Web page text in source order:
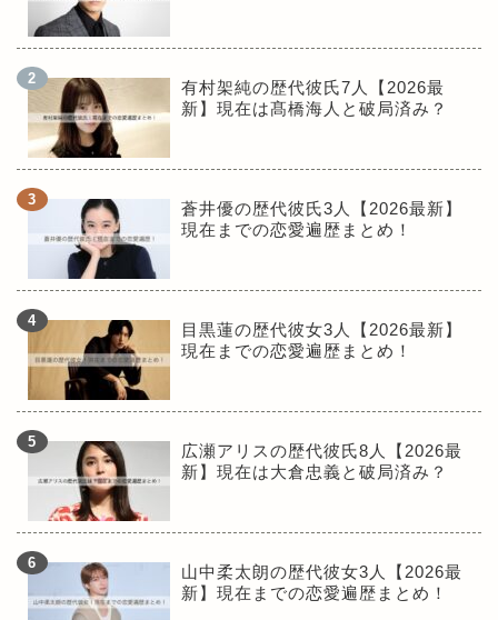
有村架純の歴代彼氏7人【2026最
新】現在は髙橋海人と破局済み？
蒼井優の歴代彼氏3人【2026最新】
現在までの恋愛遍歴まとめ！
目黒蓮の歴代彼女3人【2026最新】
現在までの恋愛遍歴まとめ！
広瀬アリスの歴代彼氏8人【2026最
新】現在は大倉忠義と破局済み？
山中柔太朗の歴代彼女3人【2026最
新】現在までの恋愛遍歴まとめ！